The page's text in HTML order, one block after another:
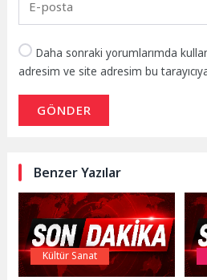
Daha sonraki yorumlarımda
adresim ve site adresim bu
GÖNDER
Benzer Yazılar
Kültür Sanat